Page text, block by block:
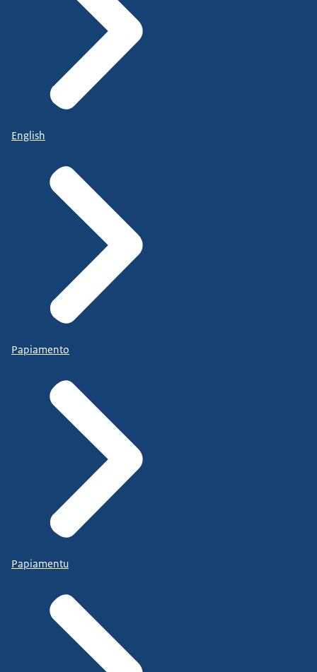
English
Papiamento
Papiamentu